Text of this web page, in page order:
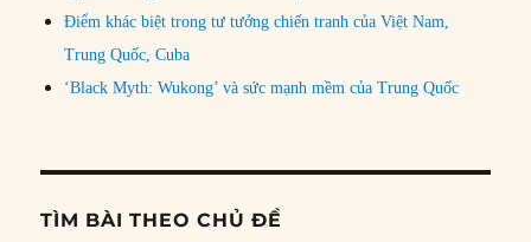
Điểm khác biệt trong tư tưởng chiến tranh của Việt Nam,
Trung Quốc, Cuba
‘Black Myth: Wukong’ và sức mạnh mềm của Trung Quốc
TÌM BÀI THEO CHỦ ĐỀ